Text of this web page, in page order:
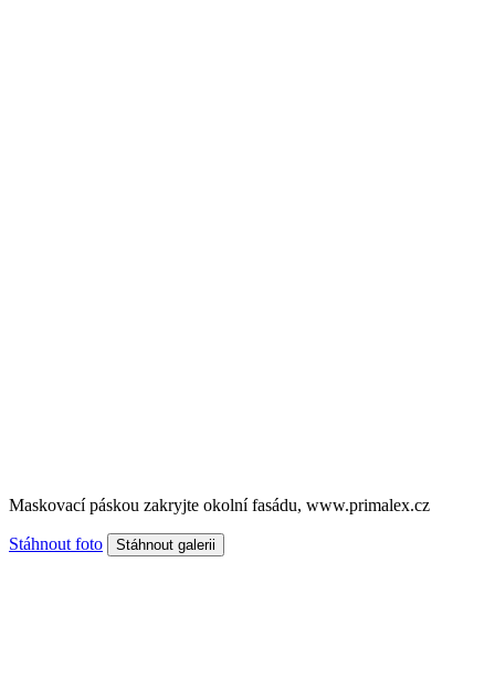
Maskovací páskou zakryjte okolní fasádu, www.primalex.cz
Stáhnout foto